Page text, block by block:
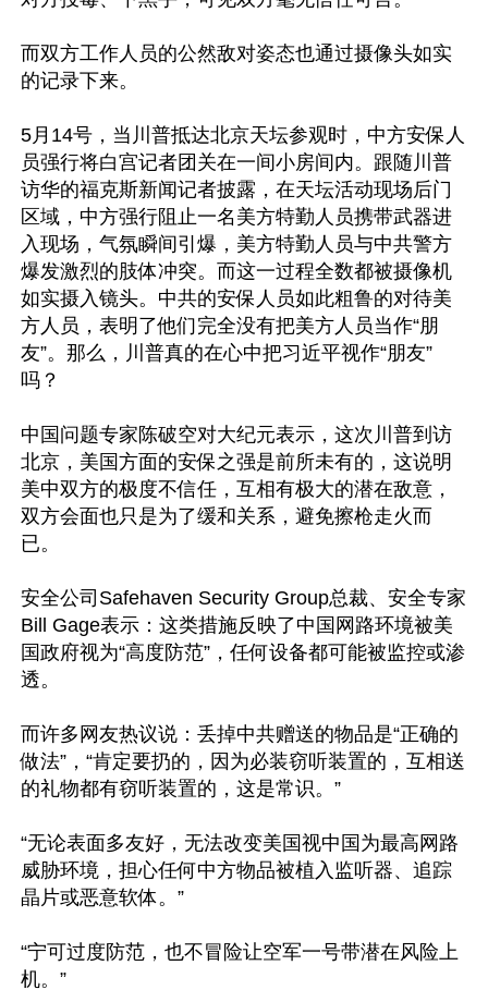
而双方工作人员的公然敌对姿态也通过摄像头如实
的记录下来。
5月14号，当川普抵达北京天坛参观时，中方安保人
员强行将白宫记者团关在一间小房间内。跟随川普
访华的福克斯新闻记者披露，在天坛活动现场后门
区域，中方强行阻止一名美方特勤人员携带武器进
入现场，气氛瞬间引爆，美方特勤人员与中共警方
爆发激烈的肢体冲突。而这一过程全数都被摄像机
如实摄入镜头。中共的安保人员如此粗鲁的对待美
方人员，表明了他们完全没有把美方人员当作“朋
友”。那么，川普真的在心中把习近平视作“朋友”
吗？
中国问题专家陈破空对大纪元表示，这次川普到访
北京，美国方面的安保之强是前所未有的，这说明
美中双方的极度不信任，互相有极大的潜在敌意，
双方会面也只是为了缓和关系，避免擦枪走火而
已。
安全公司Safehaven Security Group总裁、安全专家
Bill Gage表示：这类措施反映了中国网路环境被美
国政府视为“高度防范”，任何设备都可能被监控或渗
透。
而许多网友热议说：丢掉中共赠送的物品是“正确的
做法”，“肯定要扔的，因为必装窃听装置的，互相送
的礼物都有窃听装置的，这是常识。”
“无论表面多友好，无法改变美国视中国为最高网路
威胁环境，担心任何中方物品被植入监听器、追踪
晶片或恶意软体。”
“宁可过度防范，也不冒险让空军一号带潜在风险上
机。”